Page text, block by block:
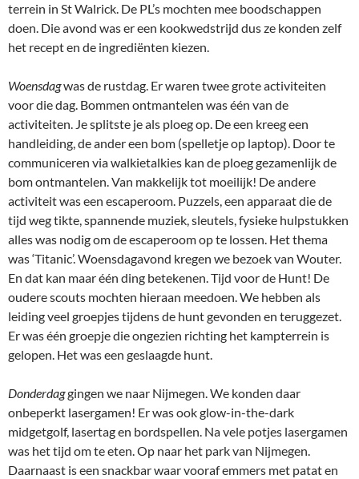
terrein in St Walrick. De PL’s mochten mee boodschappen
doen. Die avond was er een kookwedstrijd dus ze konden zelf
het recept en de ingrediënten kiezen.
Woensdagwas de rustdag. Er waren twee grote activiteiten
voor die dag. Bommen ontmantelen was één van de
activiteiten. Je splitste je als ploeg op. De een kreeg een
handleiding, de ander een bom (spelletje op laptop). Door te
communiceren via walkietalkies kan de ploeg gezamenlijk de
bom ontmantelen. Van makkelijk tot moeilijk! De andere
activiteit was een escaperoom. Puzzels, een apparaat die de
tijd weg tikte, spannende muziek, sleutels, fysieke hulpstukken
alles was nodig om de escaperoom op te lossen. Het thema
was ‘Titanic’. Woensdagavond kregen we bezoek van Wouter.
En dat kan maar één ding betekenen. Tijd voor de Hunt! De
oudere scouts mochten hieraan meedoen. We hebben als
leiding veel groepjes tijdens de hunt gevonden en teruggezet.
Er was één groepje die ongezien richting het kampterrein is
gelopen. Het was een geslaagde hunt.
Donderdaggingen we naar Nijmegen. We konden daar
onbeperkt lasergamen! Er was ook glow-in-the-dark
midgetgolf, lasertag en bordspellen. Na vele potjes lasergamen
was het tijd om te eten. Op naar het park van Nijmegen.
Daarnaast is een snackbar waar vooraf emmers met patat en